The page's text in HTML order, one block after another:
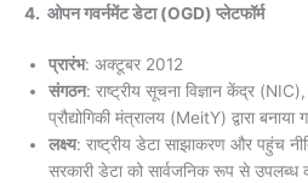
4. ओपन गवर्नमेंट डेटा (OGD) प्लेटफॉर्म
प्रारंभ: अक्टूबर 2012
संगठन: राष्ट्रीय सूचना विज्ञान केंद्र
प्रौद्योगिकी मंत्रालय (MeitY) द्वारा बनाया
लक्ष्य: राष्ट्रीय डेटा साझाकरण और पहुंच
सरकारी डेटा को सार्वजनिक रूप से उपलब्ध